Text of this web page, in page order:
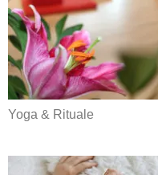
Yoga & Rituale